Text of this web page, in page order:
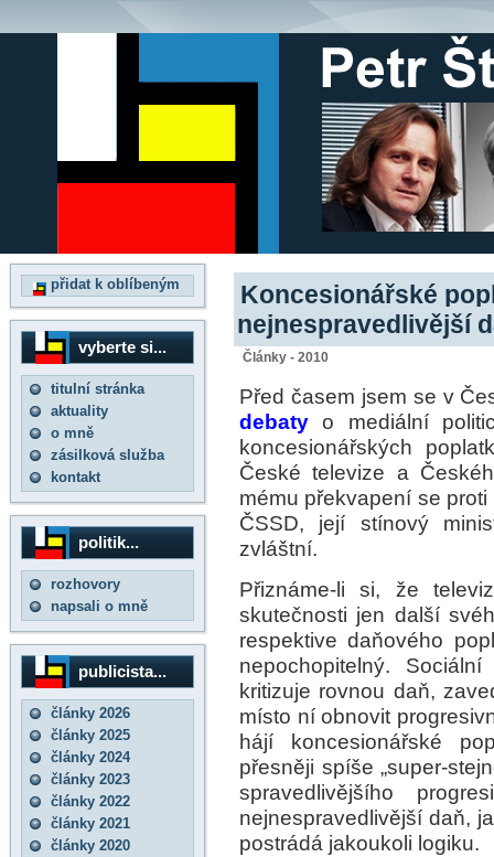
přidat k oblíbeným
vyberte si...
titulní stránka
aktuality
o mně
zásilková služba
kontakt
politik...
rozhovory
napsali o mně
publicista...
články 2026
články 2025
články 2024
články 2023
články 2022
články 2021
články 2020
Koncesionářské
nejnespravedlivější
Články - 2010
Před časem jsem se v
debaty o mediální
koncesionářských
České televize a
mému překvapení se
ČSSD, její stínový
zvláštní.
Přiznáme-li si, že
skutečnosti jen další
respektive daňového
nepochopitelný.
kritizuje rovnou daň,
místo ní obnovit
hájí koncesionářské
přesněji spíše „super-
spravedlivějšího
nejnespravedlivější daň,
postrádá jakoukoli logiku.